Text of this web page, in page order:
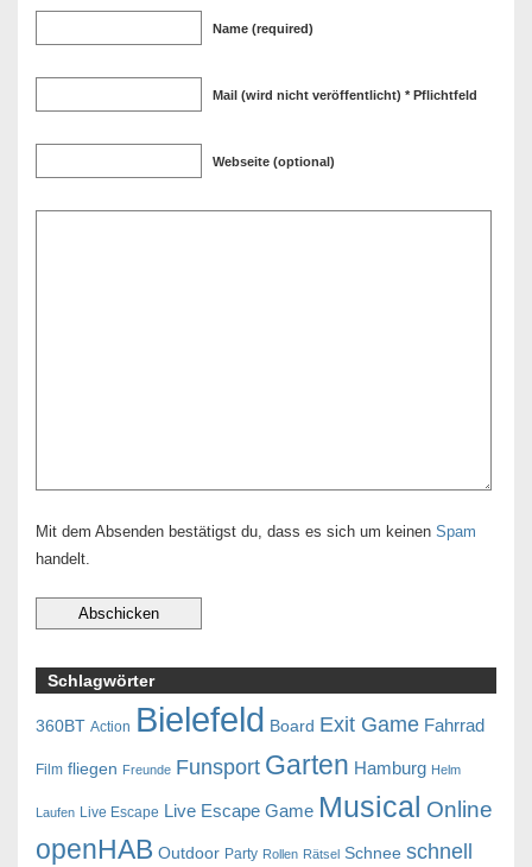
Name (required)
Mail (wird nicht veröffentlicht) * Pflichtfeld
Webseite (optional)
Mit dem Absenden bestätigst du, dass es sich um keinen Spam
handelt.
Schlagwörter
360BT Action Bielefeld Board Exit Game Fahrrad
Film fliegen Freunde Funsport Garten Hamburg Helm
Laufen Live Escape Live Escape Game Musical Online
openHAB Outdoor Party Rollen Rätsel Schnee schnell